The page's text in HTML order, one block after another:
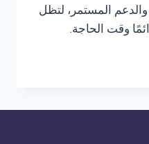
والدعم المستمر، لتظل
وقت الحاجة.